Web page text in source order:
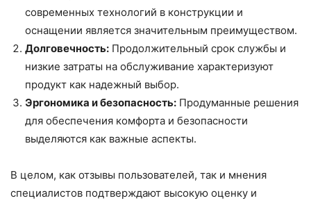
современных технологий в конструкции и
оснащении является значительным преимуществом.
Долговечность: Продолжительный срок службы и
низкие затраты на обслуживание характеризуют
продукт как надежный выбор.
Эргономика и безопасность: Продуманные решения
для обеспечения комфорта и безопасности
выделяются как важные аспекты.
В целом, как отзывы пользователей, так и мнения
специалистов подтверждают высокую оценку и